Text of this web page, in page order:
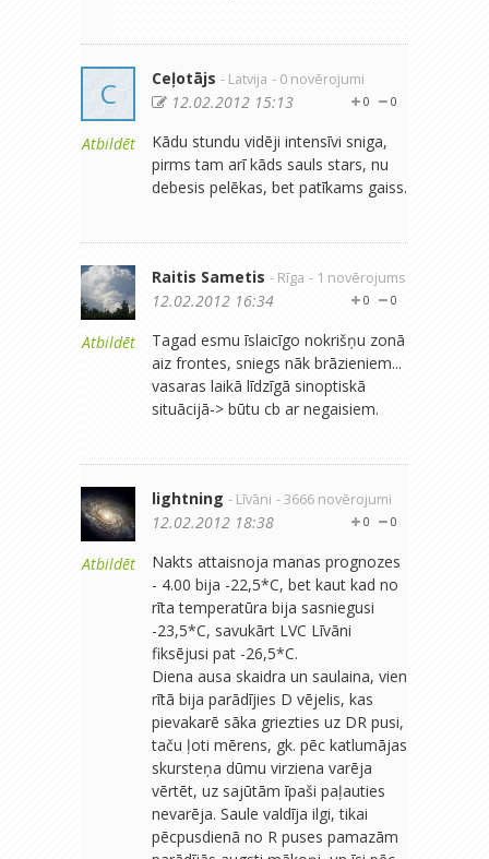
C
Atbildēt
Ceļotājs - Latvija - 0 novērojumi
0
0
12.02.2012 15:13
Kādu stundu vidēji intensīvi sniga,
pirms tam arī kāds sauls stars, nu
debesis pelēkas, bet patīkams gaiss.
Atbildēt
Raitis Sametis - Rīga - 1 novērojums
0
0
12.02.2012 16:34
Tagad esmu īslaicīgo nokrišņu zonā
aiz frontes, sniegs nāk brāzieniem...
vasaras laikā līdzīgā sinoptiskā
situācijā-> būtu cb ar negaisiem.
Atbildēt
lightning - Līvāni - 3666 novērojumi
0
0
12.02.2012 18:38
Nakts attaisnoja manas prognozes
- 4.00 bija -22,5*C, bet kaut kad no
rīta temperatūra bija sasniegusi
-23,5*C, savukārt LVC Līvāni
fiksējusi pat -26,5*C.
Diena ausa skaidra un saulaina, vien
rītā bija parādījies D vējelis, kas
pievakarē sāka griezties uz DR pusi,
taču ļoti mērens, gk. pēc katlumājas
skursteņa dūmu virziena varēja
vērtēt, uz sajūtām īpaši paļauties
nevarēja. Saule valdīja ilgi, tikai
pēcpusdienā no R puses pamazām